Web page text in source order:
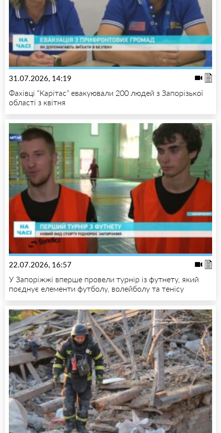
31.07.2026, 14:19
Фахівці “Карітас” евакуювали 200 людей з Запорізької
області з квітня
22.07.2026, 16:57
У Запоріжжі вперше провели турнір із футнету, який
поєднує елементи футболу, волейболу та тенісу